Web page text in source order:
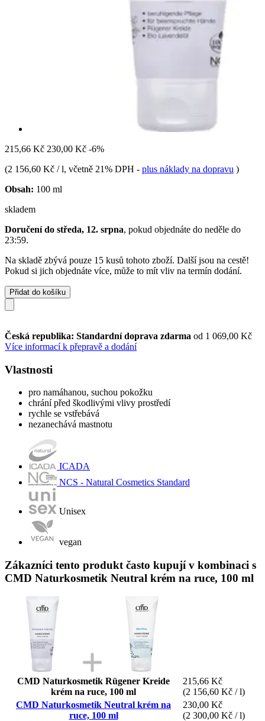
215,66 Kč 230,00 Kč -6%
(2 156,60 Kč / l, včetně 21% DPH - plus náklady na dopravu )
Obsah: 100 ml
skladem
Doručení do středa, 12. srpna, pokud objednáte do neděle do
23:59.
Na skladě zbývá pouze 15 kusů tohoto zboží. Další jsou na cestě!
Pokud si jich objednáte více, může to mít vliv na termín dodání.
Přidat do košíku
Česká republika: Standardní doprava zdarma od 1 069,00 Kč
Více informací k přepravě a dodání
Vlastnosti
pro namáhanou, suchou pokožku
chrání před škodlivými vlivy prostředí
rychle se vstřebává
nezanechává mastnotu
ICADA
NCS - Natural Cosmetics Standard
Unisex
vegan
Zákazníci tento produkt často kupují v kombinaci s
CMD Naturkosmetik Neutral krém na ruce, 100 ml
CMD Naturkosmetik Rügener Kreide
krém na ruce, 100 ml
215,66 Kč
(2 156,60 Kč / l)
CMD Naturkosmetik Neutral krém na
ruce, 100 ml
230,00 Kč
(2 300,00 Kč / l)